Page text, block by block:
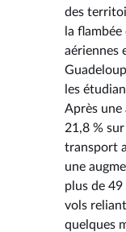
des
la
aériennes
les
Après une
21,8 %
transport
une
plus de
vols
quelques